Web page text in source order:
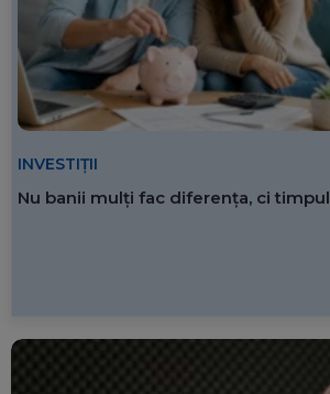
INVESTIȚII
Nu banii mulți fac diferența, ci timpul